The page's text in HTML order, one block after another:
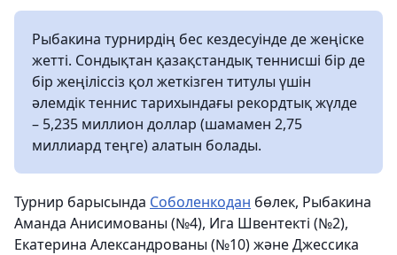
Рыбакина турнирдің бес кездесуінде де жеңіске
жетті. Сондықтан қазақстандық теннисші бір де
бір жеңіліссіз қол жеткізген титулы үшін
әлемдік теннис тарихындағы рекордтық жүлде
– 5,235 миллион доллар (шамамен 2,75
миллиард теңге) алатын болады.
Турнир барысында Соболенкодан бөлек, Рыбакина
Аманда Анисимованы (№4), Ига Швентекті (№2),
Екатерина Александрованы (№10) және Джессика